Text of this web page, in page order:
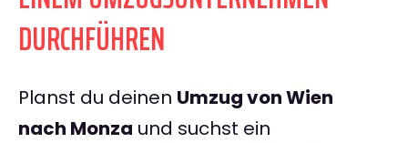
DURCHFÜHREN
Planst du deinen Umzug von Wien
nach Monza und suchst ein